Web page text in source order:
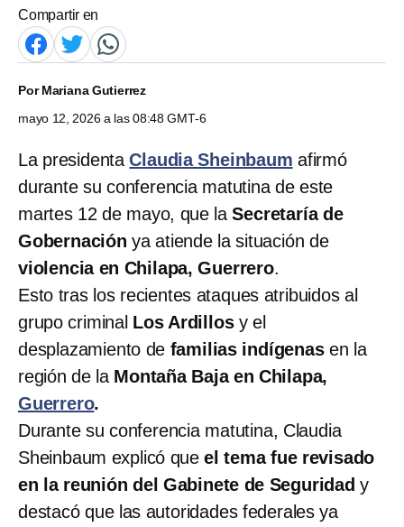
Compartir en
PorMariana Gutierrez
mayo 12, 2026 a las 08:48 GMT-6
La presidentaClaudia Sheinbaum afirmó
durante su conferencia matutina de este
martes 12 de mayo, que laSecretaría de
Gobernaciónya atiende la situación de
violencia en Chilapa, Guerrero.
Esto tras los recientes ataques atribuidos al
grupo criminal Los Ardillosy el
desplazamiento de familias indígenasen la
región de la Montaña Baja en Chilapa,
Guerrero.
Durante su conferencia matutina, Claudia
Sheinbaum explicó que el tema fue revisado
en la reunión del Gabinete de Seguridad y
destacó que las autoridades federales ya